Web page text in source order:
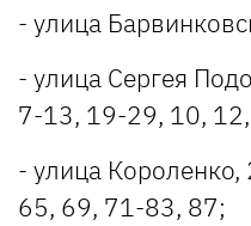
- улица
- улица Сергея
7-13, 19-29, 10,
- улица
65, 69, 71-83, 87;